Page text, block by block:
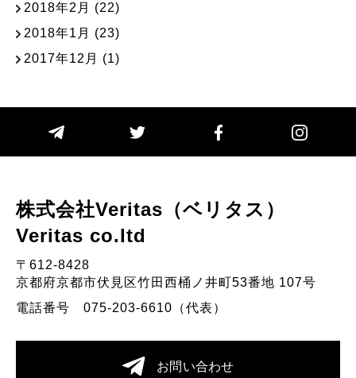
2018年2月 (22)
2018年1月 (23)
2017年12月 (1)
株式会社Veritas（ベリタス）
Veritas co.Itd
〒612-8428
京都府京都市伏見区竹田西桶ノ井町53番地 107号
電話番号 075-203-6610（代表）